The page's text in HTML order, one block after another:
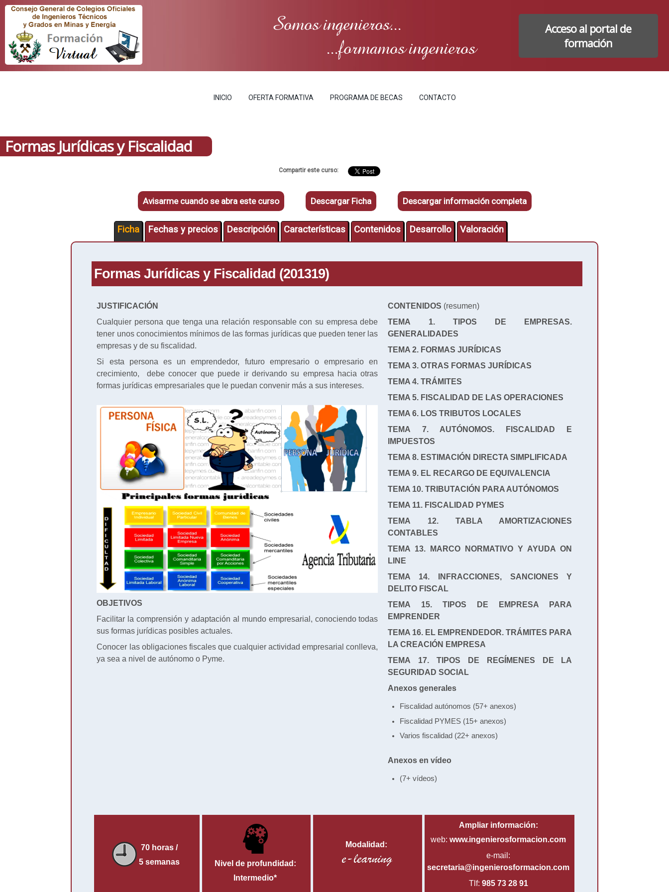
Somos ingenieros...
...formamos ingenieros
Acceso al portal de
formación
INICIO OFERTA FORMATIVA PROGRAMA DE BECAS CONTACTO
Formas Jurídicas y Fiscalidad
Compartir este curso:
Avisarme cuando se abra este curso Descargar Ficha Descargar información completa
Ficha Fechas y precios Descripción Características Contenidos Desarrollo Valoración
Formas Jurídicas y Fiscalidad (201319)
JUSTIFICACIÓN
Cualquier persona que tenga una relación responsable con su empresa debe
tener unos conocimientos mínimos de las formas jurídicas que pueden tener las
empresas y de su fiscalidad.
Si esta persona es un emprendedor, futuro empresario o empresario en
crecimiento, debe conocer que puede ir derivando su empresa hacia otras
formas jurídicas empresariales que le puedan convenir más a sus intereses.
OBJETIVOS
Facilitar la comprensión y adaptación al mundo empresarial, conociendo todas
sus formas jurídicas posibles actuales.
Conocer las obligaciones fiscales que cualquier actividad empresarial conlleva,
ya sea a nivel de autónomo o Pyme.
CONTENIDOS (resumen)
TEMA 1. TIPOS DE EMPRESAS.
GENERALIDADES
TEMA 2. FORMAS JURÍDICAS
TEMA 3. OTRAS FORMAS JURÍDICAS
TEMA 4. TRÁMITES
TEMA 5. FISCALIDAD DE LAS OPERACIONES
TEMA 6. LOS TRIBUTOS LOCALES
TEMA 7. AUTÓNOMOS. FISCALIDAD E
IMPUESTOS
TEMA 8. ESTIMACIÓN DIRECTA SIMPLIFICADA
TEMA 9. EL RECARGO DE EQUIVALENCIA
TEMA 10. TRIBUTACIÓN PARA AUTÓNOMOS
TEMA 11. FISCALIDAD PYMES
TEMA 12. TABLA AMORTIZACIONES
CONTABLES
TEMA 13. MARCO NORMATIVO Y AYUDA ON
LINE
TEMA 14. INFRACCIONES, SANCIONES Y
DELITO FISCAL
TEMA 15. TIPOS DE EMPRESA PARA
EMPRENDER
TEMA 16. EL EMPRENDEDOR. TRÁMITES PARA
LA CREACIÓN EMPRESA
TEMA 17. TIPOS DE REGÍMENES DE LA
SEGURIDAD SOCIAL
Anexos generales
Fiscalidad autónomos (57+ anexos)
Fiscalidad PYMES (15+ anexos)
Varios fiscalidad (22+ anexos)
Anexos en vídeo
(7+ vídeos)
70 horas /
5 semanas
Nivel de profundidad:
Intermedio*
Modalidad:
Ampliar información:
web:www.ingenierosformacion.com
e-mail:
secretaria@ingenierosformacion.com
Tlf: 985 73 28 91